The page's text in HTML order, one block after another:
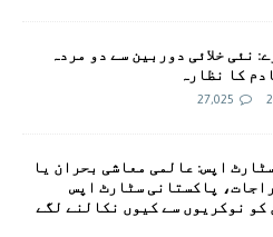
نئی خلائی دوربین سے دو مردہ
کا نظارہ
27,025
اپس: عالمی معاشی بحران یا
پاکستانی سٹارٹ اپس
کو نوکریوں سے کیوں نکالنے لگے